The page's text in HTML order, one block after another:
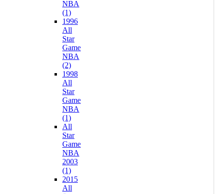
NBA
(1)
1996
All
Star
Game
NBA
(2)
1998
All
Star
Game
NBA
(1)
All
Star
Game
NBA
2003
(1)
2015
All